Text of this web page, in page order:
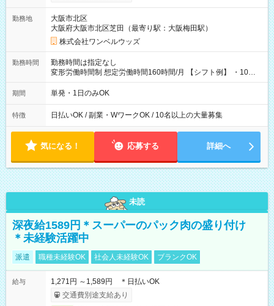
勤務地
大阪市北区
大阪府大阪市北区芝田（最寄り駅：大阪梅田駅）
株式会社ワンベルウッズ
勤務時間
勤務時間は指定なし
変形労働時間制 想定労働時間160時間/月 【シフト例】 ・10：
00～20：00
期間 単発・1日のみOK
特徴 日払いOK / 副業・WワークOK / 10名以上の大量募集
気になる！ 応募する 詳細へ
未読
深夜給1589円＊スーパーのパック肉の盛り付け
＊未経験活躍中
派遣 職種未経験OK 社会人未経験OK ブランクOK
給与
1,271円 ～1,589円 ＊日払いOK
交通費別途支給あり